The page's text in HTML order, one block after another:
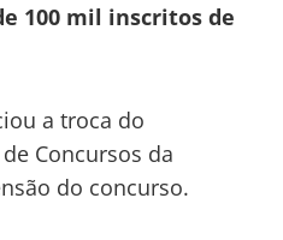
100 mil inscritos de
a troca do
Concursos da
do concurso.